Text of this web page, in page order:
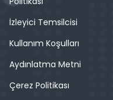
İzleyici Temsilcisi
Kullanım Koşulları
Aydınlatma Metni
Çerez Politikası